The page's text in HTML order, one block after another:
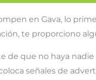
en Gava, lo
te proporciono
de que no haya
señales de